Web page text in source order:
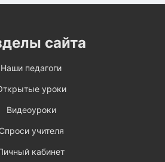
сайта
Наши педагоги
уроки
Видеоуроки
Спроси учителя
кабинет